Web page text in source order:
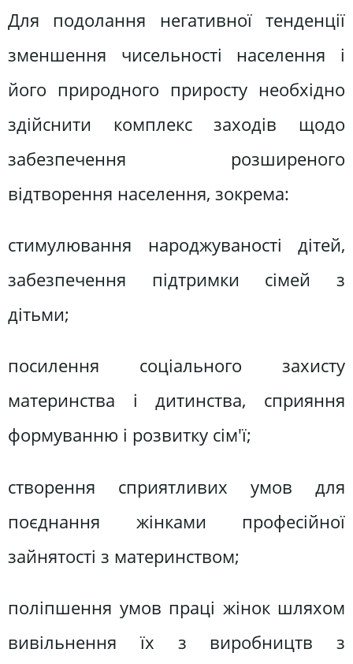
Для подолання негативної тенденції
зменшення чисельності населення і
його природного приросту необхідно
здійснити комплекс заходів щодо
забезпечення розширеного
відтворення населення, зокрема:
стимулювання народжуваності дітей,
забезпечення підтримки сімей з
дітьми;
посилення соціального захисту
материнства і дитинства, сприяння
формуванню і розвитку сім'ї;
створення сприятливих умов для
поєднання жінками професійної
зайнятості з материнством;
поліпшення умов праці жінок шляхом
вивільнення їх з виробництв з